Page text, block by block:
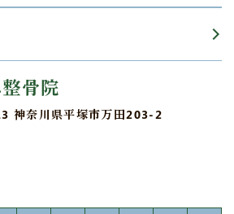
骨院
神奈川県平塚市万田203-2